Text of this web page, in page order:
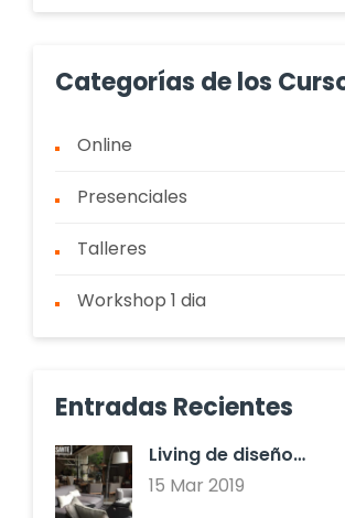
Categorías de los
Online
Presenciales
Talleres
Workshop 1 dia
Entradas Recientes
Living de diseño…
15 Mar 2019